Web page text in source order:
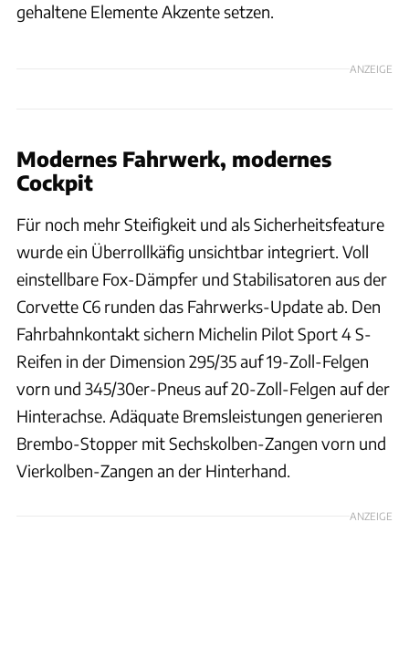
gehaltene Elemente Akzente setzen.
ANZEIGE
Modernes Fahrwerk, modernes
Cockpit
Für noch mehr Steifigkeit und als Sicherheitsfeature
wurde ein Überrollkäfig unsichtbar integriert. Voll
einstellbare Fox-Dämpfer und Stabilisatoren aus der
Corvette C6 runden das Fahrwerks-Update ab. Den
Fahrbahnkontakt sichern Michelin Pilot Sport 4 S-
Reifen in der Dimension 295/35 auf 19-Zoll-Felgen
vorn und 345/30er-Pneus auf 20-Zoll-Felgen auf der
Hinterachse. Adäquate Bremsleistungen generieren
Brembo-Stopper mit Sechskolben-Zangen vorn und
Vierkolben-Zangen an der Hinterhand.
ANZEIGE